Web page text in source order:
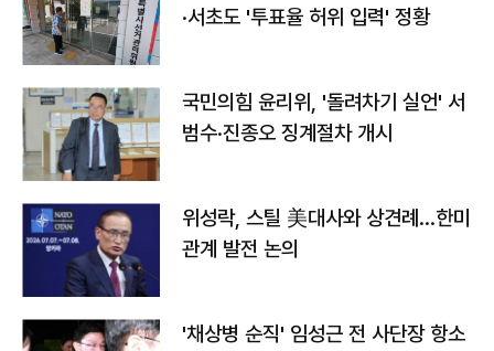
·서초도 '투표율 허위 입력' 정황
국민의힘 윤리위, '돌려차기 실언' 서
범수·진종오 징계절차 개시
위성락, 스틸 美대사와 상견례…한미
관계 발전 논의
'채상병 순직' 임성근 전 사단장 항소